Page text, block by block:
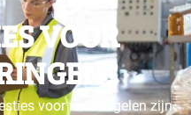
VOOR
voor maatregelen zijn